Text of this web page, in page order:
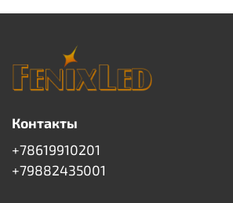
Контакты
+78619910201
+79882435001